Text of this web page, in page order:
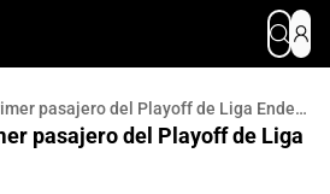
El Real Madrid, primer pasajero del Playoff de Liga Endesa 2024-25
pasajero del Playoff de Liga